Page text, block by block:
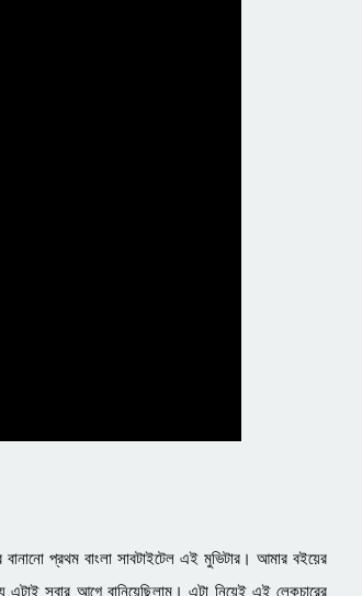
প্রথম বাংলা সাবটাইটেল এই মুভিটার। আমার বইয়ের
সবার আগে বানিয়েছিলাম। এটা নিয়েই এই লেকচারের